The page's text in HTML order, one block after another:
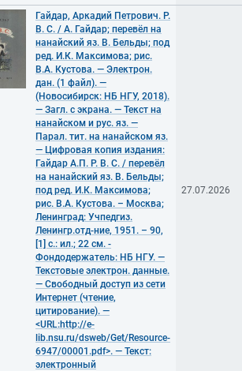
Гайдар, Аркадий Петрович. Р.
В. С. / А. Гайдар; перевёл на
нанайский яз. В. Бельды; под
ред. И.К. Максимова; рис.
В.А. Кустова. — Электрон.
дан. (1 файл). —
(Новосибирск: НБ НГУ, 2018).
— Загл. с экрана. — Текст на
нанайском и рус. яз. —
Парал. тит. на нанайском яз.
— Цифровая копия издания:
Гайдар А.П. Р. В. С. / перевёл
на нанайский яз. В. Бельды;
под ред. И.К. Максимова;
рис. В.А. Кустова. – Москва;
Ленинград: Учпедгиз.
Ленингр.отд-ние, 1951. – 90,
[1] с.: ил.; 22 см. -
Фондодержатель: НБ НГУ. —
Текстовые электрон. данные.
— Свободный доступ из сети
Интернет (чтение,
цитирование). —
<URL:http://e-
lib.nsu.ru/dsweb/Get/Resource-
6947/00001.pdf>. — Текст:
электронный
27.07.2026